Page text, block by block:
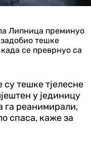
Липница преминуо
тешке
се преврнуо са
тешке тјелесне
у јединицу
га реанимирали,
спаса, каже за